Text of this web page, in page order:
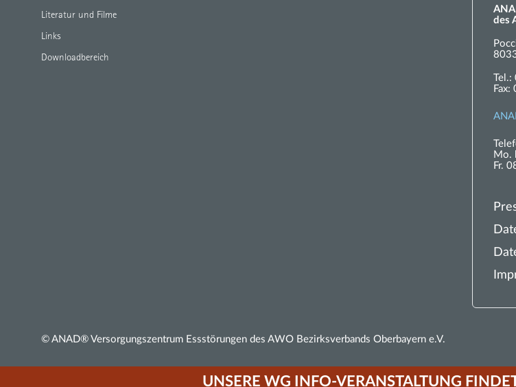
Literatur und Filme
Links
Downloadbereich
des
Tel.:
Fax:
Mo.
Fr.
© ANAD® Versorgungszentrum Essstörungen des AWO Bezirksverbands Oberbayern e.V.
UNSERE WG INFO-VERANSTALTUNG